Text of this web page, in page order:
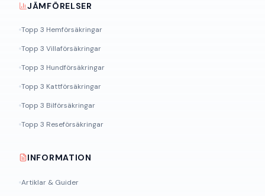
JÄMFÖRELSER
Topp 3 Hemförsäkringar
Topp 3 Villaförsäkringar
Topp 3 Hundförsäkringar
Topp 3 Kattförsäkringar
Topp 3 Bilförsäkringar
Topp 3 Reseförsäkringar
INFORMATION
Artiklar & Guider